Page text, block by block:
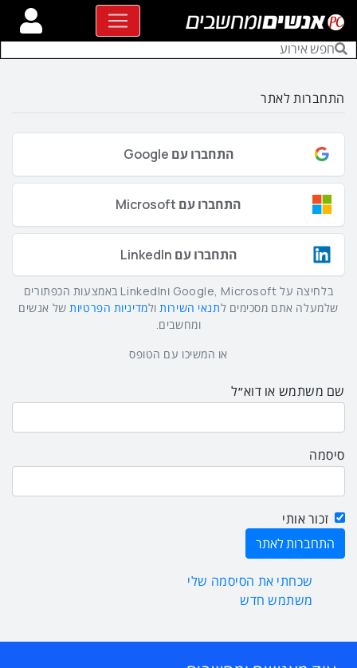
התחברות לאתר
התחברו עם Google
התחברו עם Microsoft
התחברו עם LinkedIn
בלחיצה על Google, Microsoft וLinkedIn באמצעות הכפתורים
שלמעלה אתם מסכימים לתנאי השירותולמדיניות הפרטיותשל אנשים
ומחשבים.
או המשיכו עם הטופס
שם משתמש או דוא״ל
סיסמה
זכור אותי
שכחתי את הסיסמה שלי
משתמש חדש